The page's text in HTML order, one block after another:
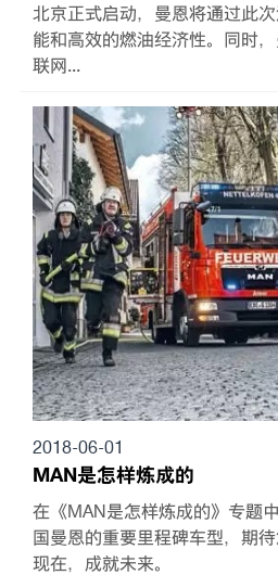
北京正式启动，曼恩将通过此
能和高效的燃油经济性。同时
联网...
2018-06-01
MAN是怎样炼成的
在《MAN是怎样炼成的》专题
国曼恩的重要里程碑车型，期
现在，成就未来。